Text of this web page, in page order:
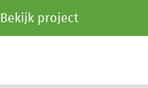
Bekijk project